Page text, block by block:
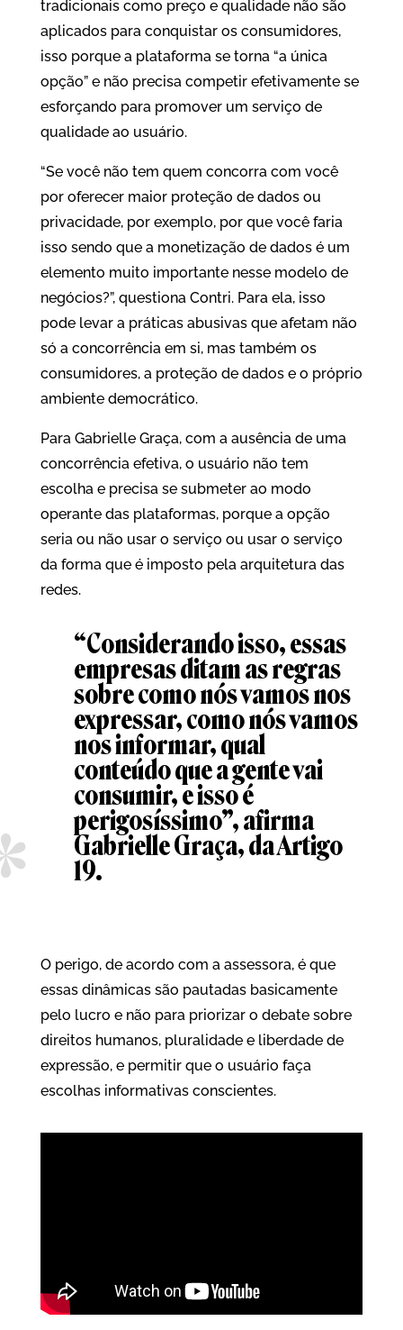
tradicionais como preço e qualidade não são
aplicados para conquistar os consumidores,
isso porque a plataforma se torna “a única
opção” e não precisa competir efetivamente se
esforçando para promover um serviço de
qualidade ao usuário.
“Se você não tem quem concorra com você
por oferecer maior proteção de dados ou
privacidade, por exemplo, por que você faria
isso sendo que a monetização de dados é um
elemento muito importante nesse modelo de
negócios?”, questiona Contri. Para ela, isso
pode levar a práticas abusivas que afetam não
só a concorrência em si, mas também os
consumidores, a proteção de dados e o próprio
ambiente democrático.
Para Gabrielle Graça, com a ausência de uma
concorrência efetiva, o usuário não tem
escolha e precisa se submeter ao modo
operante das plataformas, porque a opção
seria ou não usar o serviço ou usar o serviço
da forma que é imposto pela arquitetura das
redes.
“Considerando isso, essas
empresas ditam as regras
sobre como nós vamos nos
expressar, como nós vamos
nos informar, qual
conteúdo que a gente vai
consumir, e isso é
perigosíssimo”, afirma
Gabrielle Graça, da Artigo
19.
O perigo, de acordo com a assessora, é que
essas dinâmicas são pautadas basicamente
pelo lucro e não para priorizar o debate sobre
direitos humanos, pluralidade e liberdade de
expressão, e permitir que o usuário faça
escolhas informativas conscientes.